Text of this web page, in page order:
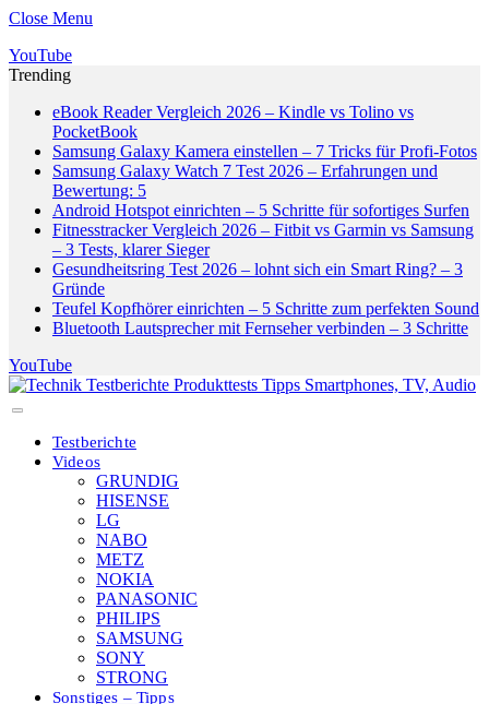
Close Menu
YouTube
Trending
eBook Reader Vergleich 2026 – Kindle vs Tolino vs
PocketBook
Samsung Galaxy Kamera einstellen – 7 Tricks für Profi-Fotos
Samsung Galaxy Watch 7 Test 2026 – Erfahrungen und
Bewertung: 5
Android Hotspot einrichten – 5 Schritte für sofortiges Surfen
Fitnesstracker Vergleich 2026 – Fitbit vs Garmin vs Samsung
– 3 Tests, klarer Sieger
Gesundheitsring Test 2026 – lohnt sich ein Smart Ring? – 3
Gründe
Teufel Kopfhörer einrichten – 5 Schritte zum perfekten Sound
Bluetooth Lautsprecher mit Fernseher verbinden – 3 Schritte
YouTube
Testberichte
Videos
GRUNDIG
HISENSE
LG
NABO
METZ
NOKIA
PANASONIC
PHILIPS
SAMSUNG
SONY
STRONG
Sonstiges – Tipps